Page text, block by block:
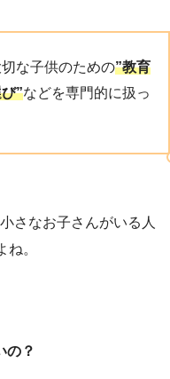
な子供のための”教育
”などを専門的に扱っ
さなお子さんがいる人
ね。
の？